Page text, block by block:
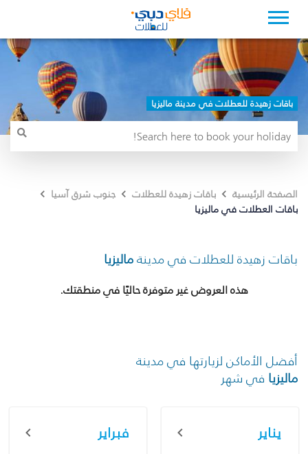
باقات زهيدة للعطلات في مدينة ماليزيا
الصفحة الرئيسية باقات زهيدة للعطلات
جنوب شرق آسيا
باقات العطلات في ماليزيا
باقات زهيدة للعطلات في مدينةماليزيا
هذه العروض غير متوفرة حاليًا في منطقتك.
أفضل الأماكن لزيارتها في مدينة
ماليزيا في شهر
يناير فبراير